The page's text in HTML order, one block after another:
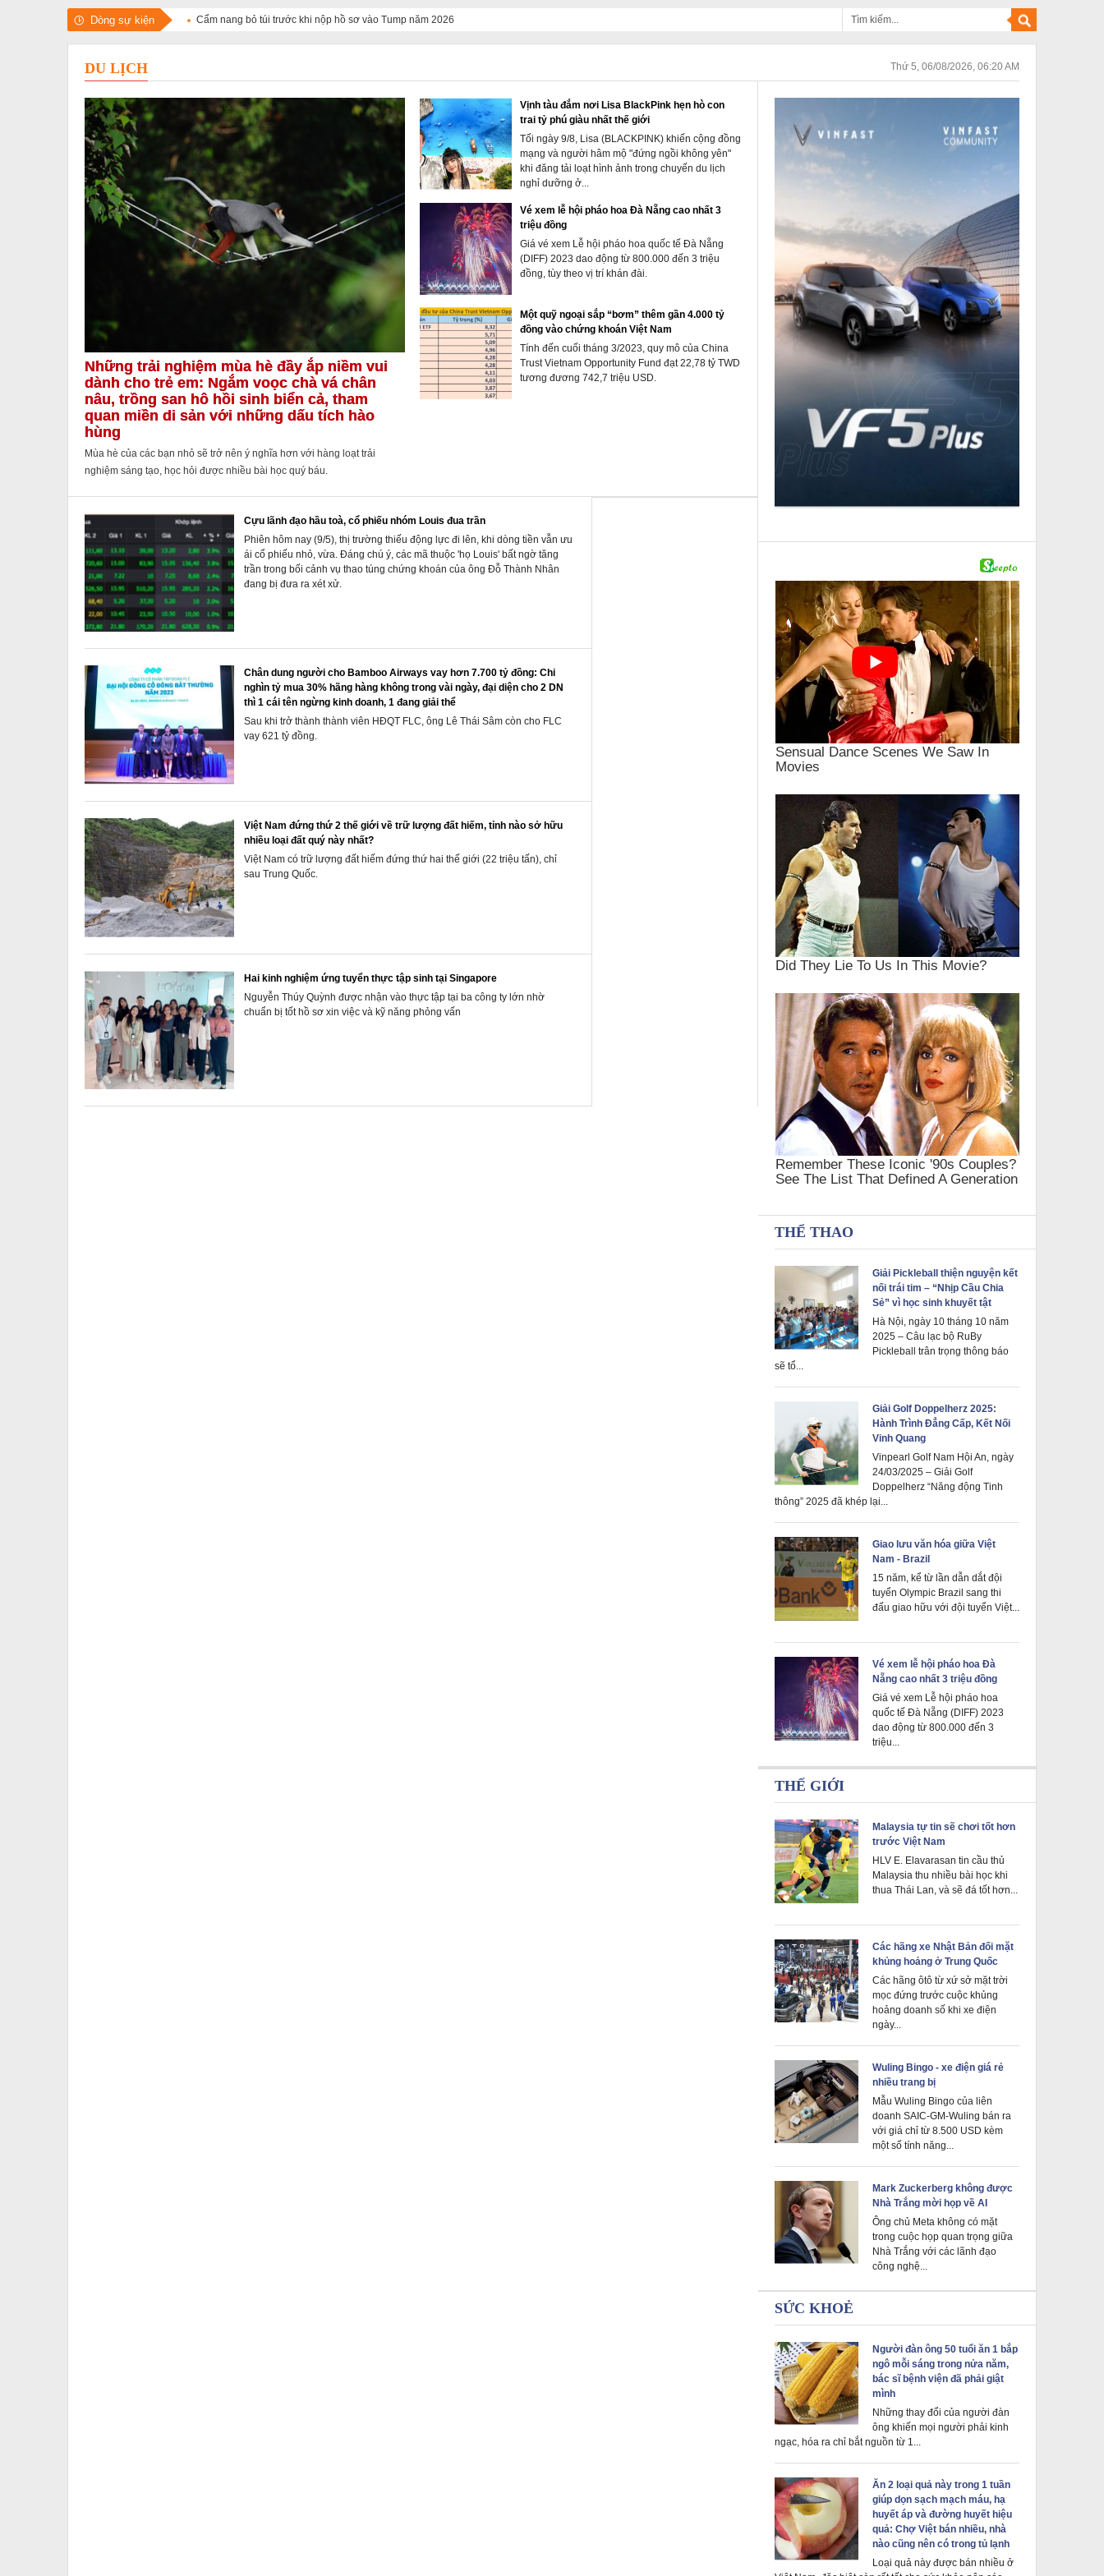
Dòng sự kiện Cẩm nang bỏ túi trước khi nộp hồ sơ vào Tump năm 2026
DU LỊCH Thứ 5, 06/08/2026, 06:20 AM
Những trải nghiệm mùa hè đầy ắp niềm vui
dành cho trẻ em: Ngắm voọc chà vá chân
nâu, trồng san hô hồi sinh biển cả, tham
quan miền di sản với những dấu tích hào
hùng
Mùa hè của các bạn nhỏ sẽ trở nên ý nghĩa hơn với hàng loạt trải
nghiệm sáng tạo, học hỏi được nhiều bài học quý báu.
Vịnh tàu đắm nơi Lisa BlackPink hẹn hò con
trai tỷ phú giàu nhất thế giới
Tối ngày 9/8, Lisa (BLACKPINK) khiến cộng đồng
mạng và người hâm mộ "đứng ngồi không yên"
khi đăng tải loạt hình ảnh trong chuyến du lịch
nghỉ dưỡng ở...
Vé xem lễ hội pháo hoa Đà Nẵng cao nhất 3
triệu đồng
Giá vé xem Lễ hội pháo hoa quốc tế Đà Nẵng
(DIFF) 2023 dao động từ 800.000 đến 3 triệu
đồng, tùy theo vị trí khán đài.
Một quỹ ngoại sắp “bơm” thêm gần 4.000 tỷ
đồng vào chứng khoán Việt Nam
Tính đến cuối tháng 3/2023, quy mô của China
Trust Vietnam Opportunity Fund đạt 22,78 tỷ TWD
tương đương 742,7 triệu USD.
Cựu lãnh đạo hầu toà, cổ phiếu nhóm Louis đua trần
Phiên hôm nay (9/5), thị trường thiếu động lực đi lên, khi dòng tiền vẫn ưu
ái cổ phiếu nhỏ, vừa. Đáng chú ý, các mã thuộc 'họ Louis' bất ngờ tăng
trần trong bối cảnh vụ thao túng chứng khoán của ông Đỗ Thành Nhân
đang bị đưa ra xét xử.
Chân dung người cho Bamboo Airways vay hơn 7.700 tỷ đồng: Chi
nghìn tỷ mua 30% hãng hàng không trong vài ngày, đại diện cho 2 DN
thì 1 cái tên ngừng kinh doanh, 1 đang giải thể
Sau khi trở thành thành viên HĐQT FLC, ông Lê Thái Sâm còn cho FLC
vay 621 tỷ đồng.
Việt Nam đứng thứ 2 thế giới về trữ lượng đất hiếm, tỉnh nào sở hữu
nhiều loại đất quý này nhất?
Việt Nam có trữ lượng đất hiếm đứng thứ hai thế giới (22 triệu tấn), chỉ
sau Trung Quốc.
Hai kinh nghiệm ứng tuyển thực tập sinh tại Singapore
Nguyễn Thúy Quỳnh được nhận vào thực tập tại ba công ty lớn nhờ
chuẩn bị tốt hồ sơ xin việc và kỹ năng phỏng vấn
THỂ THAO
Giải Pickleball thiện nguyện kết
nối trái tim – “Nhịp Cầu Chia
Sẻ” vì học sinh khuyết tật
Hà Nội, ngày 10 tháng 10 năm
2025 – Câu lạc bộ RuBy
Pickleball trân trọng thông báo
sẽ tổ...
Giải Golf Doppelherz 2025:
Hành Trình Đẳng Cấp, Kết Nối
Vinh Quang
Vinpearl Golf Nam Hội An, ngày
24/03/2025 – Giải Golf
Doppelherz “Năng động Tinh
thông” 2025 đã khép lại...
Giao lưu văn hóa giữa Việt
Nam - Brazil
15 năm, kể từ lần dẫn dắt đội
tuyển Olympic Brazil sang thi
đấu giao hữu với đội tuyển Việt...
Vé xem lễ hội pháo hoa Đà
Nẵng cao nhất 3 triệu đồng
Giá vé xem Lễ hội pháo hoa
quốc tế Đà Nẵng (DIFF) 2023
dao động từ 800.000 đến 3
triệu...
THẾ GIỚI
Malaysia tự tin sẽ chơi tốt hơn
trước Việt Nam
HLV E. Elavarasan tin cầu thủ
Malaysia thu nhiều bài học khi
thua Thái Lan, và sẽ đá tốt hơn...
Các hãng xe Nhật Bản đối mặt
khủng hoảng ở Trung Quốc
Các hãng ôtô từ xứ sở mặt trời
mọc đứng trước cuộc khủng
hoảng doanh số khi xe điện
ngày...
Wuling Bingo - xe điện giá rẻ
nhiều trang bị
Mẫu Wuling Bingo của liên
doanh SAIC-GM-Wuling bán ra
với giá chỉ từ 8.500 USD kèm
một số tính năng...
Mark Zuckerberg không được
Nhà Trắng mời họp về AI
Ông chủ Meta không có mặt
trong cuộc họp quan trọng giữa
Nhà Trắng với các lãnh đạo
công nghệ...
SỨC KHOẺ
Người đàn ông 50 tuổi ăn 1 bắp
ngô mỗi sáng trong nửa năm,
bác sĩ bệnh viện đã phải giật
mình
Những thay đổi của người đàn
ông khiến mọi người phải kinh
ngạc, hóa ra chỉ bắt nguồn từ 1...
Ăn 2 loại quả này trong 1 tuần
giúp dọn sạch mạch máu, hạ
huyết áp và đường huyết hiệu
quả: Chợ Việt bán nhiều, nhà
nào cũng nên có trong tủ lạnh
Loại quả này được bán nhiều ở